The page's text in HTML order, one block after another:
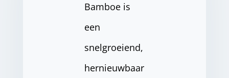
Bamboe is
een
snelgroeiend,
hernieuwbaar